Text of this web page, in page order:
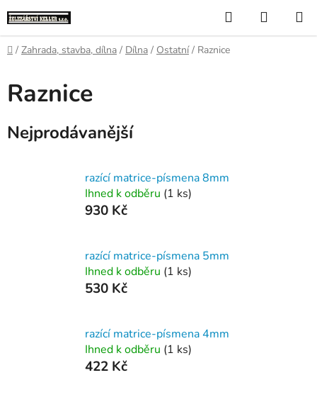
na
obsah
Hledat
KOŠÍK
Domů
/ Zahrada, stavba, dílna / Dílna / Ostatní / Raznice
Raznice
Nejprodávanější
razící matrice-písmena 8mm
Ihned k odběru (1 ks)
930 Kč
razící matrice-písmena 5mm
Ihned k odběru (1 ks)
530 Kč
razící matrice-písmena 4mm
Ihned k odběru (1 ks)
422 Kč